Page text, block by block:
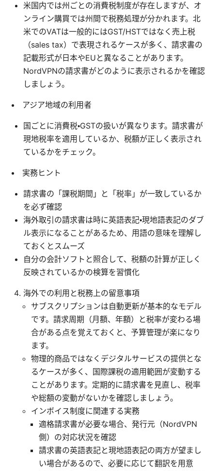
米国内では州ごとの消費税制度が存在しますが、オ
ンライン購買では州間で税務処理が分かれます。北
米でのVATは一般的にはGST/HSTではなく売上税
（sales tax）で表現されるケースが多く、請求書の
記載形式が日本やEUと異なることがあります。
NordVPNの請求書がどのように表示されるかを確認
しましょう。
アジア地域の利用者
国ごとに消費税・GSTの扱いが異なります。請求書が
現地税率を適用しているか、税額が正しく表示され
ているかをチェック。
実務ヒント
請求書の「課税期間」と「税率」が一致しているか
を必ず確認
海外取引の請求書は時に英語表記・現地語表記のダブ
ル表示になることがあるため、用語の意味を理解し
ておくとスムーズ
自分の会計ソフトと照合して、税額の計算が正しく
反映されているかの検算を習慣化
海外での利用と税務上の留意事項
サブスクリプションは自動更新が基本的なモデル
です。請求周期（月額、年額）と税率が変わる場
合がある点を覚えておくと、予算管理が楽になり
ます。
物理的商品ではなくデジタルサービスの提供とな
るケースが多く、国際課税の適用範囲が変動する
ことがあります。定期的に請求書を見直し、税率
や総額の変動がないかを確認しましょう。
インボイス制度に関連する実務
適格請求書が必要な場合、発行元（NordVPN
側）の対応状況を確認
請求書の英語表記と現地語表記の両方が望まし
い場合があるので、必要に応じて翻訳を用意